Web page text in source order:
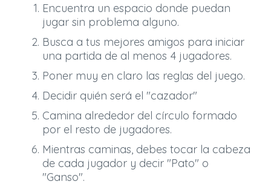
Encuentra un espacio donde puedan
jugar sin problema alguno.
Busca a tus mejores amigos para iniciar
una partida de al menos 4 jugadores.
Poner muy en claro las reglas del juego.
Decidir quién será el "cazador"
Camina alrededor del círculo formado
por el resto de jugadores.
Mientras caminas, debes tocar la cabeza
de cada jugador y decir "Pato" o
"Ganso".